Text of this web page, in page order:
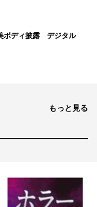
ボディ披露 デジタル
もっと見る